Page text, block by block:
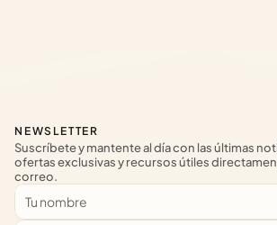
NEWSLETTER
Suscríbete y mantente al día con las últimas
ofertas exclusivas y recursos útiles
correo.